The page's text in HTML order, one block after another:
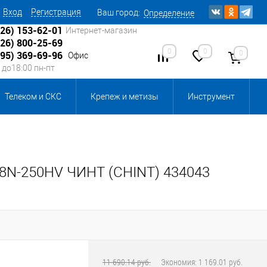
Вход Регистрация Ваш город: Определение
153-62-01 Интернет-магазин
800-25-69
369-69-96 Офис
до18:00 пн-пт
0 0 0
Телеком и СКС Крепеж и метизы Инструмент
и комплектующие, бытовая химия
для склада Ретро-электрика
250HV ЧИНТ (CHINT) 434043
11 690.14 руб. Экономия: 1 169.01 руб.